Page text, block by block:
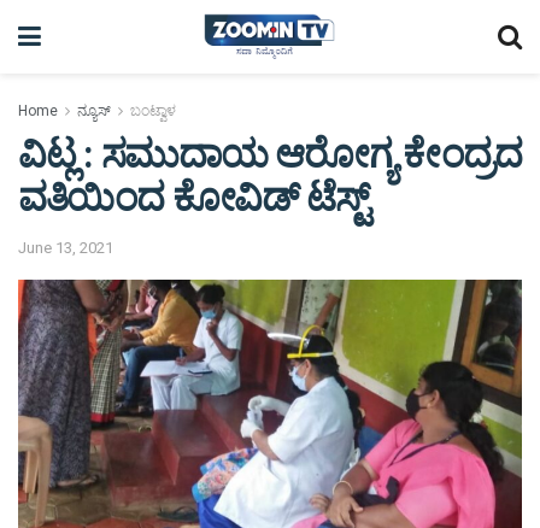
Home ನ್ಯೂಸ್ ಬಂಟ್ವಾಳ
ವಿಟ್ಲ : ಸಮುದಾಯ ಆರೋಗ್ಯ ಕೇಂದ್ರದ
ವತಿಯಿಂದ ಕೋವಿಡ್ ಟೆಸ್ಟ್
June 13, 2021